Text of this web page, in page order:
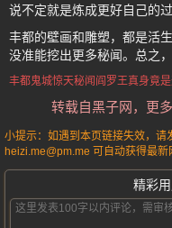
说不定就是炼成更好自己的
丰都的壁画和雕塑，都是活
没准能挖出更多秘闻。总之
丰都鬼城惊天秘闻 阎罗王真身竟
转载自黑子网，更
小提示：如遇到本页链接失效，请
heizi.me@pm.me 可自动获得最新
精彩